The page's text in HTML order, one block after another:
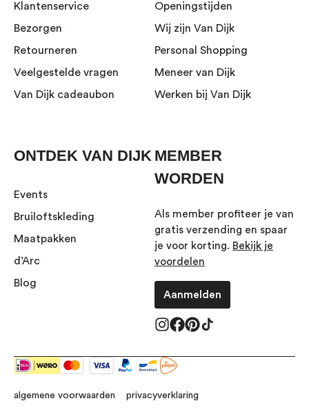
Klantenservice
Bezorgen
Retourneren
Veelgestelde vragen
Van Dijk cadeaubon
Openingstijden
Wij zijn Van Dijk
Personal Shopping
Meneer van Dijk
Werken bij Van Dijk
ONTDEK VAN DIJK
Events
Bruiloftskleding
Maatpakken
d’Arc
Blog
MEMBER
WORDEN
Als member profiteer je van
gratis verzending en spaar
je voor korting. Bekijk je
voordelen
Aanmelden
algemene voorwaarden privacyverklaring